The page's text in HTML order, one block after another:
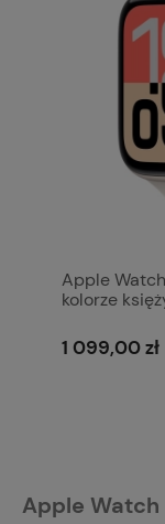
Apple
kolorze
MEH34MP/A
1 099,00 zł
Apple Watch